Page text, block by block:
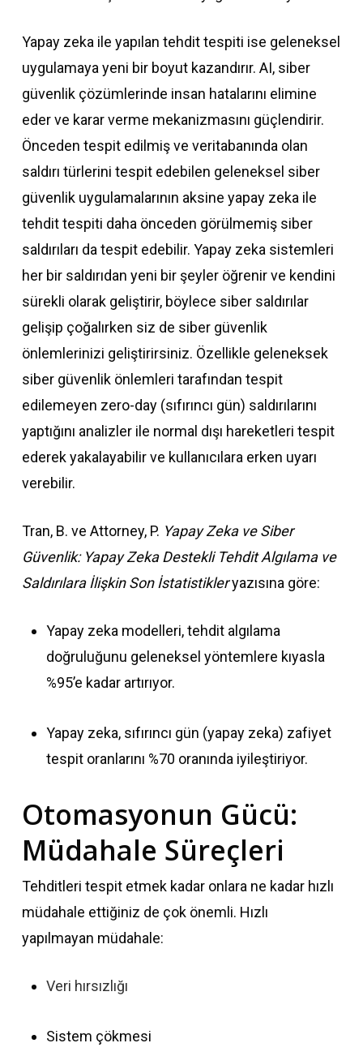
Yapay zeka ile yapılan tehdit tespiti ise geleneksel
uygulamaya yeni bir boyut kazandırır. AI, siber
güvenlik çözümlerinde insan hatalarını elimine
eder ve karar verme mekanizmasını güçlendirir.
Önceden tespit edilmiş ve veritabanında olan
saldırı türlerini tespit edebilen geleneksel siber
güvenlik uygulamalarının aksine yapay zeka ile
tehdit tespiti daha önceden görülmemiş siber
saldırıları da tespit edebilir. Yapay zeka sistemleri
her bir saldırıdan yeni bir şeyler öğrenir ve kendini
sürekli olarak geliştirir, böylece siber saldırılar
gelişip çoğalırken siz de siber güvenlik
önlemlerinizi geliştirirsiniz. Özellikle geleneksek
siber güvenlik önlemleri tarafından tespit
edilemeyen zero-day (sıfırıncı gün) saldırılarını
yaptığını analizler ile normal dışı hareketleri tespit
ederek yakalayabilir ve kullanıcılara erken uyarı
verebilir.
Tran, B. ve Attorney, P. Yapay Zeka ve Siber
Güvenlik: Yapay Zeka Destekli Tehdit Algılama ve
Saldırılara İlişkin Son İstatistikleryazısına göre:
Yapay zeka modelleri, tehdit algılama
doğruluğunu geleneksel yöntemlere kıyasla
%95’e kadar artırıyor.
Yapay zeka, sıfırıncı gün (yapay zeka) zafiyet
tespit oranlarını %70 oranında iyileştiriyor.
Otomasyonun Gücü:
Müdahale Süreçleri
Tehditleri tespit etmek kadar onlara ne kadar hızlı
müdahale ettiğiniz de çok önemli. Hızlı
yapılmayan müdahale:
Veri hırsızlığı
Sistem çökmesi